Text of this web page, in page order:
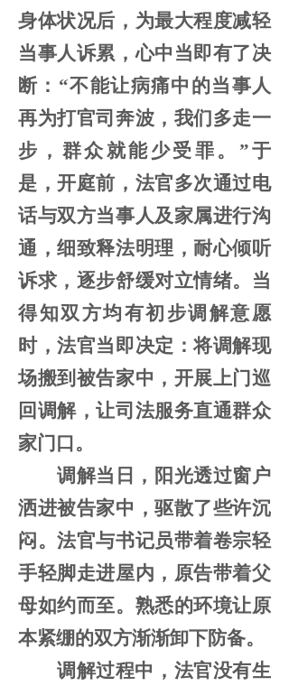
身体状况后，为最大程度减轻
当事人诉累，心中当即有了决
断： “不能让病痛中的当事人
再为打官司奔波，我们多走一
步，群众就能少受罪。”于
是，开庭前，法官多次通过电
话与双方当事人及家属进行沟
通，细致释法明理，耐心倾听
诉求，逐步舒缓对立情绪。当
得知双方均有初步调解意愿
时，法官当即决定：将调解现
场搬到被告家中，开展上门巡
回调解，让司法服务直通群众
家门口。
调解当日，阳光透过窗户
洒进被告家中，驱散了些许沉
闷。法官与书记员带着卷宗轻
手轻脚走进屋内，原告带着父
母如约而至。熟悉的环境让原
本紧绷的双方渐渐卸下防备。
调解过程中，法官没有生